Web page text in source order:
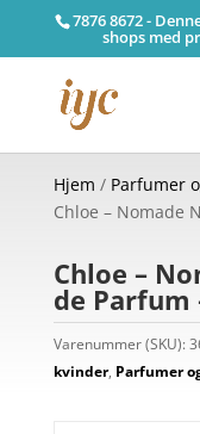
7876 8672 -
shops med
Hjem / Parfumer
Chloe – Nomade
Chloe –
de Parfum
Varenummer (SKU):
kvinder, Parfumer